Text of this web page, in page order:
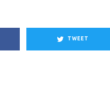
TWEET